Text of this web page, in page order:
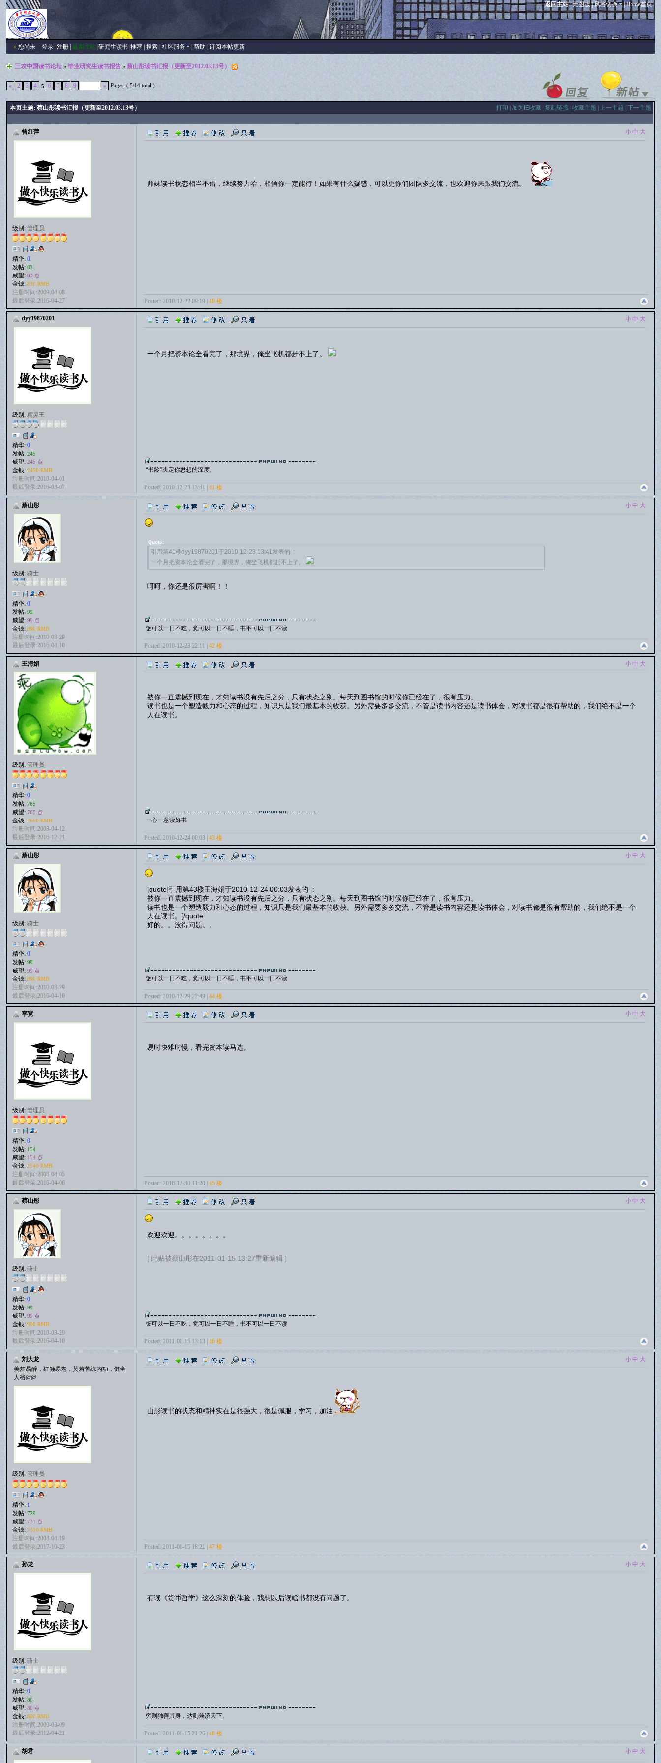
返回主站|无图版|风格切换 |Home首页
» 您尚未登录 注册 |返回主站 |研究生读书 |推荐 |搜索 |社区服务 |帮助 |订阅本帖更新
三农中国读书论坛 »毕业研究生读书报告 »蔡山彤读书汇报（更新至2012.03.13号）
« 2 3 4 5 6 7 8 9 » Pages: ( 5/14 total )
本页主题: 蔡山彤读书汇报（更新至2012.03.13号） 打印 | 加为IE收藏 | 复制链接| 收藏主题 | 上一主题 | 下一主题
曾红萍
级别:管理员
精华:0
发帖:83
威望:83 点
金钱:830 RMB
注册时间:2009-04-08
最后登录:2016-04-27
小 中 大
师妹读书状态相当不错，继续努力哈，相信你一定能行！如果有什么疑惑，可以更你们团队多交流，也欢迎你来跟我们交流。
Posted: 2010-12-22 09:19 |40 楼
dyy19870201
级别: 精灵王
精华:0
发帖:245
威望:245 点
金钱:2450 RMB
注册时间:2010-04-01
最后登录:2016-03-07
小 中 大
一个月把资本论全看完了，那境界，俺坐飞机都赶不上了。
“书龄”决定你思想的深度。
Posted: 2010-12-23 13:41 |41 楼
蔡山彤
级别:骑士
精华:0
发帖:99
威望:99 点
金钱:990 RMB
注册时间:2010-03-29
最后登录:2016-04-10
小 中 大
Quote:
引用第41楼dyy19870201于2010-12-23 13:41发表的 :
一个月把资本论全看完了，那境界，俺坐飞机都赶不上了。
呵呵，你还是很厉害啊！！
饭可以一日不吃，觉可以一日不睡，书不可以一日不读
Posted: 2010-12-23 22:11 |42 楼
王海娟
级别:管理员
精华:0
发帖:765
威望:765 点
金钱:7650 RMB
注册时间:2008-04-12
最后登录:2016-12-21
小 中 大
被你一直震撼到现在，才知读书没有先后之分，只有状态之别。每天到图书馆的时候你已经在了，很有压力。
读书也是一个塑造毅力和心态的过程，知识只是我们最基本的收获。另外需要多多交流，不管是读书内容还是读书体会，对读书都是很有帮助的，我们绝不是一个
人在读书。
一心一意读好书
Posted: 2010-12-24 00:03 |43 楼
蔡山彤
级别:骑士
精华:0
发帖:99
威望:99 点
金钱:990 RMB
注册时间:2010-03-29
最后登录:2016-04-10
小 中 大
[quote]引用第43楼王海娟于2010-12-24 00:03发表的 :
被你一直震撼到现在，才知读书没有先后之分，只有状态之别。每天到图书馆的时候你已经在了，很有压力。
读书也是一个塑造毅力和心态的过程，知识只是我们最基本的收获。另外需要多多交流，不管是读书内容还是读书体会，对读书都是很有帮助的，我们绝不是一个
人在读书。[/quote
好的。。没得问题。。
饭可以一日不吃，觉可以一日不睡，书不可以一日不读
Posted: 2010-12-29 22:49 |44 楼
李宽
级别:管理员
精华:0
发帖: 154
威望: 154 点
金钱: 1540 RMB
注册时间:2008-04-05
最后登录:2016-04-06
小 中 大
易时快难时慢，看完资本读马选。
Posted: 2010-12-30 11:20 |45 楼
蔡山彤
级别:骑士
精华:0
发帖:99
威望:99 点
金钱:990 RMB
注册时间:2010-03-29
最后登录:2016-04-10
小 中 大
欢迎欢迎。。。。。。。。
[ 此贴被蔡山彤在2011-01-15 13:27重新编辑 ]
饭可以一日不吃，觉可以一日不睡，书不可以一日不读
Posted: 2011-01-15 13:13 |46 楼
刘大龙
美梦易醉，红颜易老，莫若苦练内功，健全
人格@@
级别:管理员
精华: 1
发帖:729
威望:731 点
金钱:7310 RMB
注册时间:2008-04-19
最后登录:2017-10-23
小 中 大
山彤读书的状态和精神实在是很强大，很是佩服，学习，加油
Posted: 2011-01-15 18:21 |47 楼
孙龙
级别:骑士
精华:0
发帖:80
威望:80 点
金钱:800 RMB
注册时间:2009-03-09
最后登录:2012-04-21
小 中 大
有读《货币哲学》这么深刻的体验，我想以后读啥书都没有问题了。
穷则独善其身，达则兼济天下。
Posted: 2011-01-15 21:26 |48 楼
胡君 小 中 大